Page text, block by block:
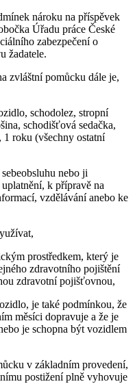
nároku na příspěvek
Úřadu práce České
zabezpečení o
žadatele.
zvláštní pomůcku dále je,
schodolez, stropní
schodišťová sedačka,
roku (všechny ostatní
nebo ji
k přípravě na
vzdělávání anebo ke
prostředkem, který je
zdravotního pojištění
zdravotní pojišťovnou,
je také podmínkou, že
měsíci dopravuje a že je
je schopna být vozidlem
v základním provedení,
postižení plně vyhovuje